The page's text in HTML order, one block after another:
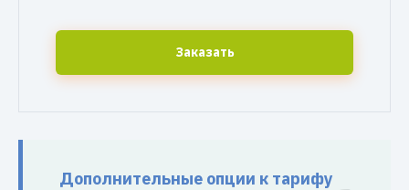
Заказать
Дополнительные опции к тарифу